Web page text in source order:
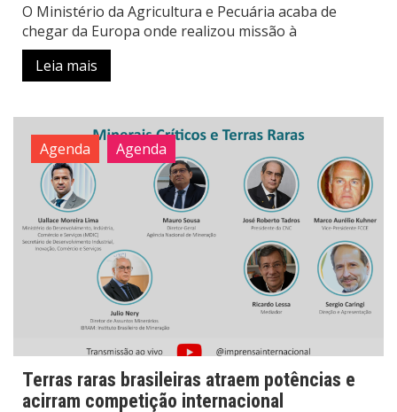
O Ministério da Agricultura e Pecuária acaba de
chegar da Europa onde realizou missão à
Leia mais
Agenda Agenda
Terras raras brasileiras atraem potências e
acirram competição internacional